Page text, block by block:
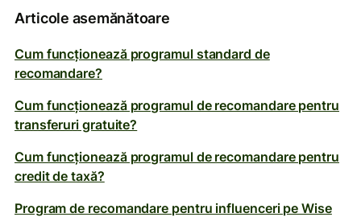
Articole asemănătoare
Cum funcționează programul standard de
recomandare?
Cum funcționează programul de recomandare pentru
transferuri gratuite?
Cum funcționează programul de recomandare pentru
credit de taxă?
Program de recomandare pentru influenceri pe Wise